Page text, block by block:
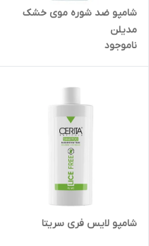
شامپو ضد شوره موی خشک
مدیلن
ناموجود
شامپو لایس فری سریتا